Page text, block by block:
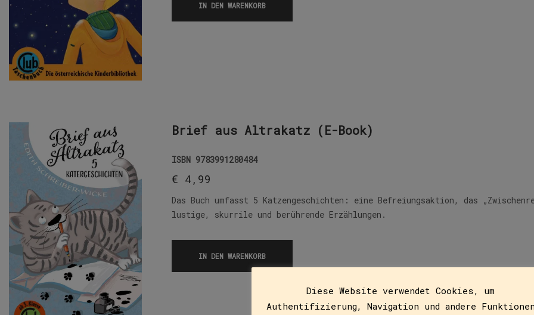
IN DEN WARENKORB
Brief aus Altrakatz (E-Book)
ISBN 9783991280484
€ 4,99
Das Buch umfasst 5 Katzengeschichten: eine Befreiungsaktion, das
lustige, skurrile und berührende Erzählungen.
IN DEN WARENKORB
Diese Website verwendet Cookies, um
Authentifizierung, Navigation und andere Funktionen